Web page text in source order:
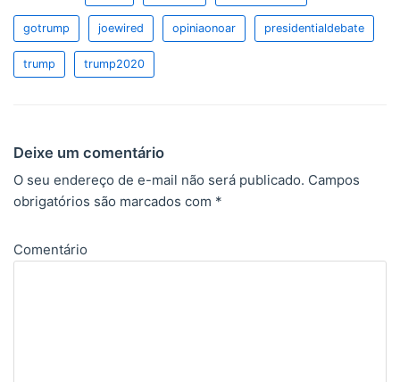
gotrump joewired opiniaonoar presidentialdebate
trump trump2020
Deixe um comentário
O seu endereço de e-mail não será publicado. Campos
obrigatórios são marcados com *
Comentário